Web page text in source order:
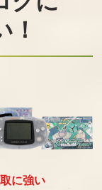
！
に強い